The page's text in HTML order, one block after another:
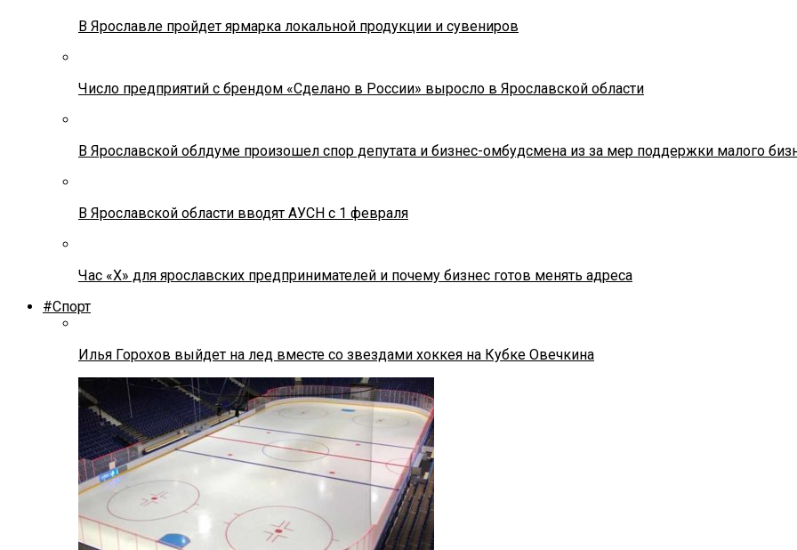
В Ярославле пройдет ярмарка локальной продукции и сувениров
Число предприятий с брендом «Сделано в России» выросло в Ярославской области
В Ярославской облдуме произошел спор депутата и бизнес-омбудсмена из за мер поддержки малого
В Ярославской области вводят АУСН с 1 февраля
Час «Х» для ярославских предпринимателей и почему бизнес готов менять адреса
#Спорт
Илья Горохов выйдет на лед вместе со звездами хоккея на Кубке Овечкина